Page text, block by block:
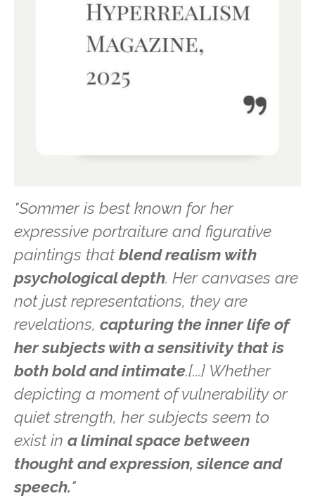
"Sommer is best known for her
expressive portraiture and figurative
paintings thatblend realism with
psychological depth. Her canvases are
not just representations, they are
revelations, capturing the inner life of
her subjects with a sensitivity that is
both bold and intimate.[...] Whether
depicting a moment of vulnerability or
quiet strength, her subjects seem to
exist in a liminal space between
thought and expression, silence and
speech."